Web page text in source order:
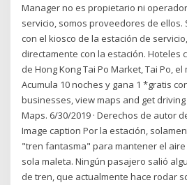
Manager no es propietario ni
servicio, somos proveedores de ellos.
con el kiosco de la estación de
directamente con la estación. Hoteles
de Hong Kong Tai Po Market, Tai Po,
Acumula 10 noches y gana 1 *gratis
businesses, view maps and get
Maps. 6/30/2019 · Derechos de autor
Image caption Por la estación,
"tren fantasma" para mantener el aire
sola maleta. Ningún pasajero salió
de tren, que actualmente hace rodar